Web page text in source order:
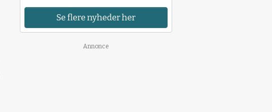
Se flere nyheder her
Annonce